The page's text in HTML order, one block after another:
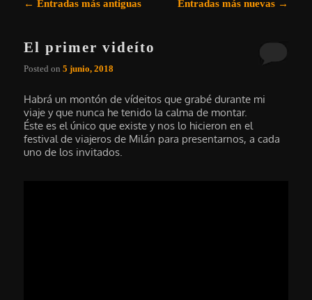
Navegación de entradas
← Entradas más antiguas Entradas más nuevas →
El primer videíto
Posted on5 junio, 2018
Habrá un montón de vídeitos que grabé durante mi
viaje y que nunca he tenido la calma de montar.
Éste es el único que existe y nos lo hicieron en el
festival de viajeros de Milán para presentarnos, a cada
uno de los invitados.